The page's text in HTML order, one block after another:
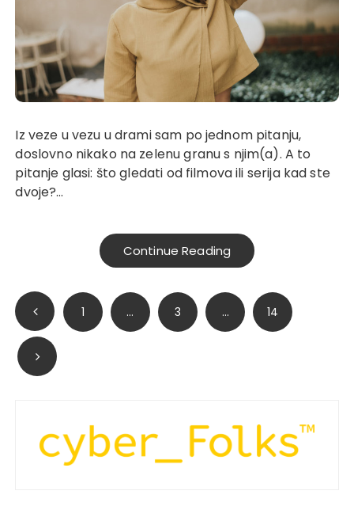
Iz veze u vezu u drami sam po jednom pitanju,
doslovno nikako na zelenu granu s njim(a). A to
pitanje glasi: što gledati od filmova ili serija kad ste
dvoje?…
Continue Reading
Posts
pagination
1 … 3 … 14